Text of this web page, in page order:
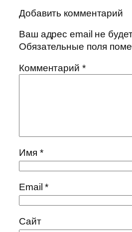
Добавить комментарий
Ваш адрес email не
Обязательные поля
Комментарий *
Имя *
Email*
Сайт